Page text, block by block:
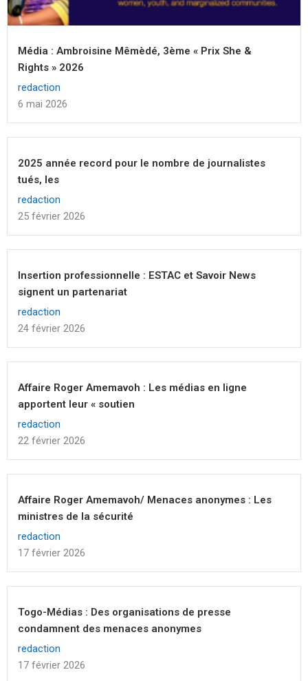
Média : Ambroisine Mêmèdé, 3ème « Prix She &
Rights » 2026
redaction
6 mai 2026
2025 année record pour le nombre de journalistes
tués, les
redaction
25 février 2026
Insertion professionnelle : ESTAC et Savoir News
signent un partenariat
redaction
24 février 2026
Affaire Roger Amemavoh : Les médias en ligne
apportent leur « soutien
redaction
22 février 2026
Affaire Roger Amemavoh/ Menaces anonymes : Les
ministres de la sécurité
redaction
17 février 2026
Togo-Médias : Des organisations de presse
condamnent des menaces anonymes
redaction
17 février 2026